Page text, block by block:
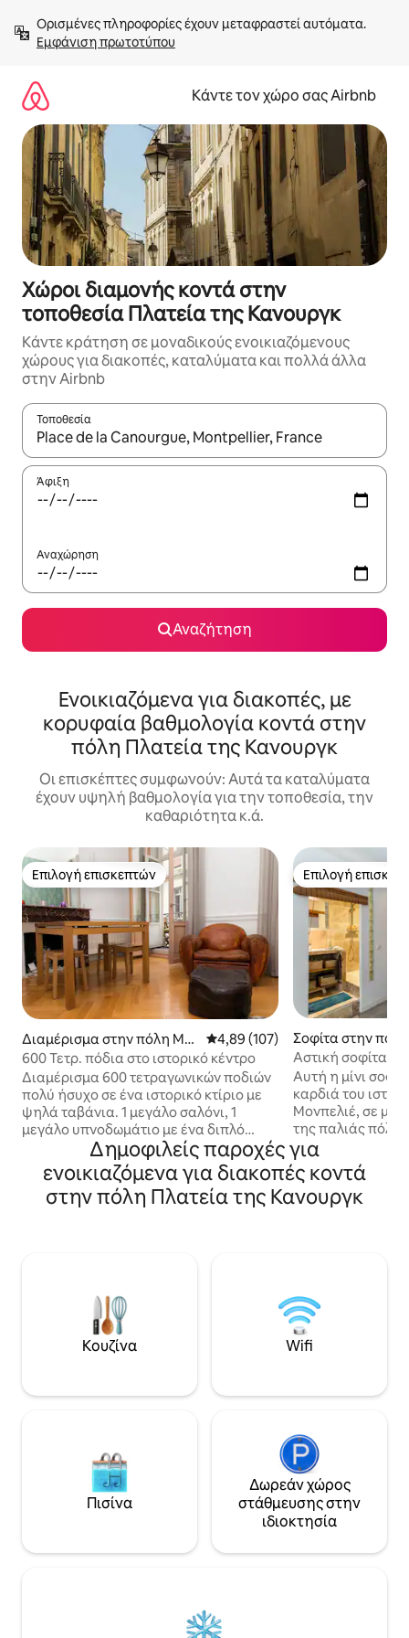
στο
περιεχόμενοΕμφάνιση πρωτοτύπου
Κάντε τον χώρο σας Airbnb
Χώροι διαμονής κοντά στην
τοποθεσία Πλατεία της Κανουργκ
Κάντε κράτηση σε μοναδικούς ενοικιαζόμενους
χώρους για διακοπές, καταλύματα και πολλά άλλα
στην Airbnb
Τοποθεσία
Όταν τα αποτελέσματα είναι διαθέσιμα, μπορείτε να
Άφιξη
Αναχώρηση
Αναζήτηση
Ενοικιαζόμενα για διακοπές, με
κορυφαία βαθμολογία κοντά στην
πόλη Πλατεία της Κανουργκ
Οι επισκέπτες συμφωνούν: Αυτά τα καταλύματα
έχουν υψηλή βαθμολογία για την τοποθεσία, την
καθαριότητα κ.ά.
Επιλογή επισκεπτών
Επιλογή επισκεπτών
Διαμέρισμα στην πόλη Μο
νπελιέ
Μέση βαθμολογία: 4,89 στα 5,
4,89 (107)
600 Τετρ. πόδια στο ιστορικό κέντρο
Διαμέρισμα 600 τετραγωνικών ποδιών
πολύ ήσυχο σε ένα ιστορικό κτίριο με
ψηλά ταβάνια. 1 μεγάλο σαλόνι, 1
μεγάλο υπνοδωμάτιο με ένα διπλό
κρεβάτι πολύ άνετο, μια πλήρως
εξοπλισμένη κουζίνα με πάγκο, ένα
μεγάλο μπάνιο με μπανιέρα και
μπαλκόνι με τραπέζι και καρέκλες. θα
τα πόδια από τον σταθμό, 3
εκατομμύρια από τον τόπο de la
Comédie και 1 εκατομμύριο από το
τραμ, που περιβάλλεται από μπαρ,
Παρέχονται σεντόνια και πετσέτες.
γευματίσετε ή να δειπνήσετε ή να
πιείτε έναν καφέ, μια μπύρα ή ένα
γαλλικό ποτήρι κρασί. Θα μπορούσατε
να απολαύσετε τους μικρούς
καταστήματα τους. 3 εκ. από το Halles
της περιοχής, μια τυπική γαλλική
ατμόσφαιρα. Το τραμ για την παραλία
Επιλογή
Επιλογή
Σοφίτα στην
έ
Αστική σοφίτα
Αυτή η μίνι
καρδιά του
Μονπελιέ, σε
της παλιάς
"Ecusson". Ο
ήσυχος, αλλά το
ζωντανεύει από
εστιατόρια,
και άλλα
χρειάζεστε
να σχεδιάσετε
Καλώς ήρθατε
Δημοφιλείς παροχές για
ενοικιαζόμενα για διακοπές κοντά
στην πόλη Πλατεία της Κανουργκ
Κουζίνα Wifi
Πισίνα
Δωρεάν χώρος
στάθμευσης στην
ιδιοκτησία